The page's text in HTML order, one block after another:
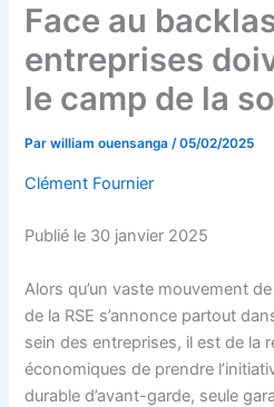
Face au
entreprises
le camp de la
Parwilliam ouensanga/05/02/2025
Clément Fournier
Publié le 30 janvier 2025
Alors qu’un vaste mouvement
de la RSE s’annonce partout
sein des entreprises, il est de la
économiques de prendre
durable d’avant-garde, seule